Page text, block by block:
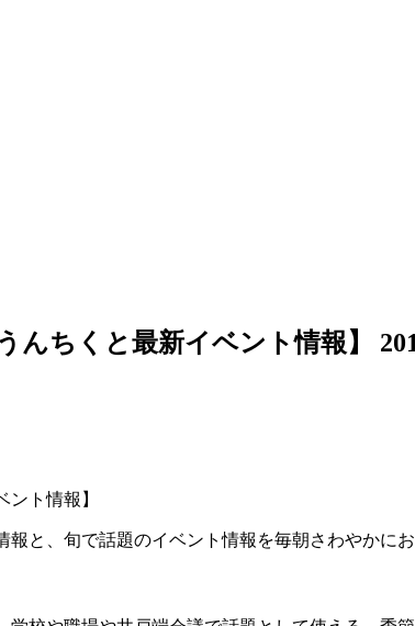
ちくと最新イベント情報】
ト情報】
と、旬で話題のイベント情報を毎朝さわやかに